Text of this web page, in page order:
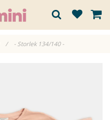
/ - Storlek 134/140 -